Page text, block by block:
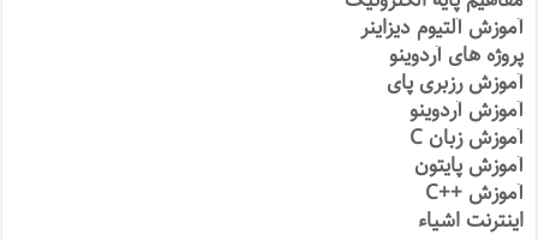
آموزش آلتیوم دیزاینر
پروژه های آردوینو
آموزش رزبری پای
آموزش آردوینو
آموزش زبان C
آموزش پایتون
آموزش ++C
اینترنت اشیاء